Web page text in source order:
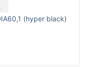
(hyper black)